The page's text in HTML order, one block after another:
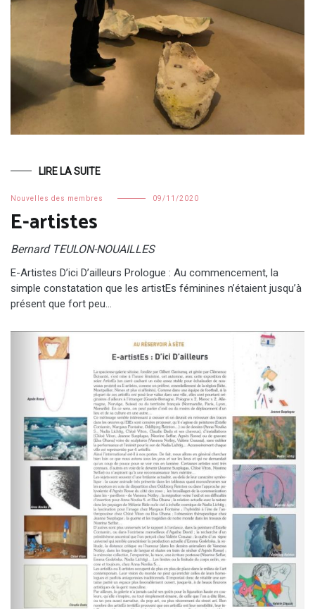
LIRE LA SUITE
Nouvelles des membres 09/11/2020
E-artistes
Bernard TEULON-NOUAILLES
E-Artistes D’ici D’ailleurs Prologue : Au commencement, la
simple constatation que les artistEs féminines n’étaient jusqu’à
présent que fort peu…